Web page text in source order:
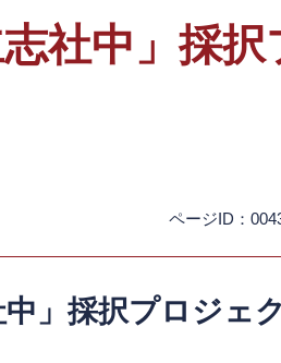
社中」採
ページID：
」採択プロジェ